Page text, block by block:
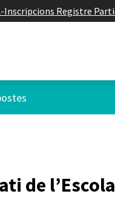
-Inscripcions Registre
de l’Escola